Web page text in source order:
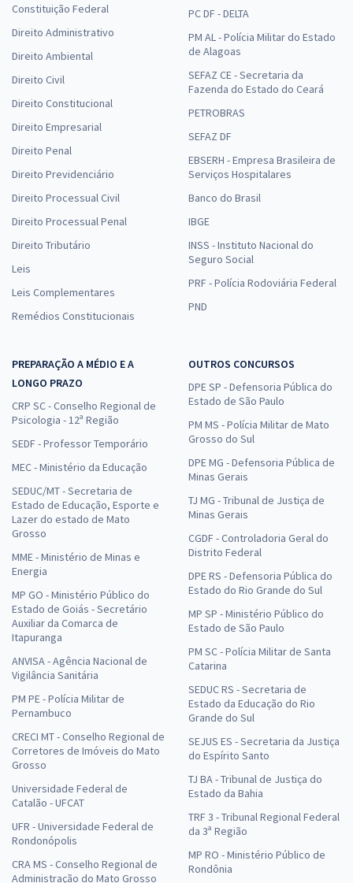
Constituição Federal
Direito Administrativo
Direito Ambiental
Direito Civil
Direito Constitucional
Direito Empresarial
Direito Penal
Direito Previdenciário
Direito Processual Civil
Direito Processual Penal
Direito Tributário
Leis
Leis Complementares
Remédios Constitucionais
PC DF - DELTA
PM AL - Polícia Militar do Estado
de Alagoas
SEFAZ CE - Secretaria da
Fazenda do Estado do Ceará
PETROBRAS
SEFAZ DF
EBSERH - Empresa Brasileira de
Serviços Hospitalares
Banco do Brasil
IBGE
INSS - Instituto Nacional do
Seguro Social
PRF - Polícia Rodoviária Federal
PND
PREPARAÇÃO A MÉDIO E A
LONGO PRAZO
CRP SC - Conselho Regional de
Psicologia - 12ª Região
SEDF - Professor Temporário
MEC - Ministério da Educação
SEDUC/MT - Secretaria de
Estado de Educação, Esporte e
Lazer do estado de Mato
Grosso
MME - Ministério de Minas e
Energia
MP GO - Ministério Público do
Estado de Goiás - Secretário
Auxiliar da Comarca de
Itapuranga
ANVISA - Agência Nacional de
Vigilância Sanitária
PM PE - Polícia Militar de
Pernambuco
CRECI MT - Conselho Regional de
Corretores de Imóveis do Mato
Grosso
Universidade Federal de
Catalão - UFCAT
UFR - Universidade Federal de
Rondonópolis
CRA MS - Conselho Regional de
Administração do Mato Grosso
OUTROS CONCURSOS
DPE SP - Defensoria Pública do
Estado de São Paulo
PM MS - Polícia Militar de Mato
Grosso do Sul
DPE MG - Defensoria Pública de
Minas Gerais
TJ MG - Tribunal de Justiça de
Minas Gerais
CGDF - Controladoria Geral do
Distrito Federal
DPE RS - Defensoria Pública do
Estado do Rio Grande do Sul
MP SP - Ministério Público do
Estado de São Paulo
PM SC - Polícia Militar de Santa
Catarina
SEDUC RS - Secretaria de
Estado da Educação do Rio
Grande do Sul
SEJUS ES - Secretaria da Justiça
do Espírito Santo
TJ BA - Tribunal de Justiça do
Estado da Bahia
TRF 3 - Tribunal Regional Federal
da 3ª Região
MP RO - Ministério Público de
Rondônia